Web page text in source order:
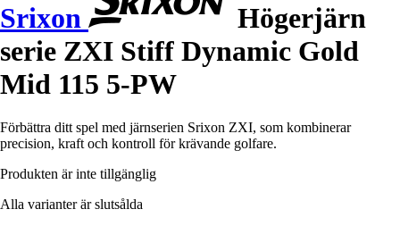
Srixon
Högerjärn
serie ZXI Stiff Dynamic Gold
Mid 115 5-PW
Förbättra ditt spel med järnserien Srixon ZXI, som kombinerar
precision, kraft och kontroll för krävande golfare.
Produkten är inte tillgänglig
Alla varianter är slutsålda